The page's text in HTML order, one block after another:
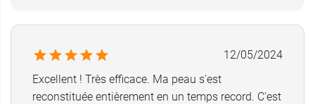
12/05/2024
Excellent ! Très efficace. Ma peau s'est
reconstituée entièrement en un temps record. C'est